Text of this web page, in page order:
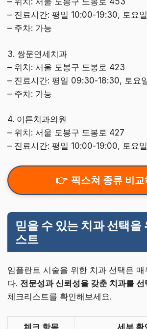
– 진료시간: 평일 10:00-19:30, 토요
– 주차: 가능
3. 쌍문연세치과
– 위치: 서울 도봉구 도봉로 423
– 진료시간: 평일 09:30-18:30, 토요
– 주차: 가능
4. 이튼치과의원
– 위치: 서울 도봉구 도봉로 427
– 진료시간: 평일 10:00-19:00, 토요일
픽스쳐 종류 비교
믿을 수 있는 치과 선택을
스트
임플란트 시술을 위한 치과 선택은 매
다. 전문성과 신뢰성을 갖춘 치과를 선
체크리스트를 확인해보세요.
체크 항목 세부 확